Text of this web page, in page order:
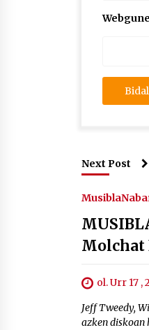
Next Post
Musibla
Molchat
ol. Urr 17 ,
Jeff Tweedy,
azken diskoan